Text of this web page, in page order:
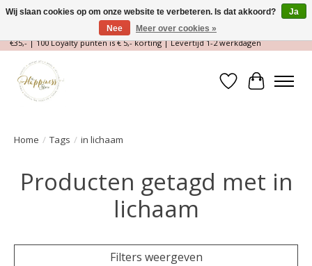
Magische Conceptstore, Edelstenen & Spirituele winkel | Gratis verzending >
€35,- | 100 Loyalty punten is € 5,- korting | Levertijd 1-2 werkdagen
Verlanglijst
Home / Tags / in lichaam
Producten getagd met in
lichaam
Filters weergeven
Wij slaan cookies op om onze website te verbeteren. Is dat akkoord?
Ja
Nee
Meer over cookies »